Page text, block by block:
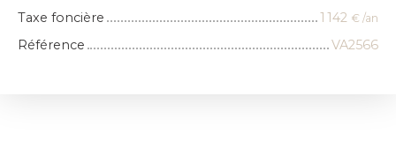
Taxe foncière 1 142 € /an
Référence VA2566